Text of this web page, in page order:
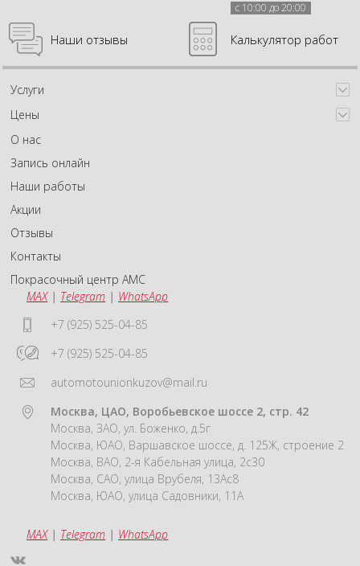
с 10:00 до 20:00
Наши отзывы Калькулятор работ
Услуги
Цены
О нас
Запись онлайн
Наши работы
Акции
Отзывы
Контакты
Покрасочный центр АМС
MAX| Telegram | WhatsApp
+7 (925) 525-04-85
+7 (925) 525-04-85
automotounionkuzov@mail.ru
Москва, ЦАО, Воробьевское шоссе 2, стр. 42
Москва, ЗАО, ул. Боженко, д.5г
Москва, ЮАО, Варшавское шоссе, д. 125Ж, строение 2
Москва, ВАО, 2-я Кабельная улица, 2с30
Москва, САО, улица Врубеля, 13Ас8
Москва, ЮАО, улица Садовники, 11А
MAX| Telegram | WhatsApp